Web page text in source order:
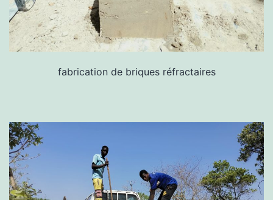
fabrication de briques réfractaires